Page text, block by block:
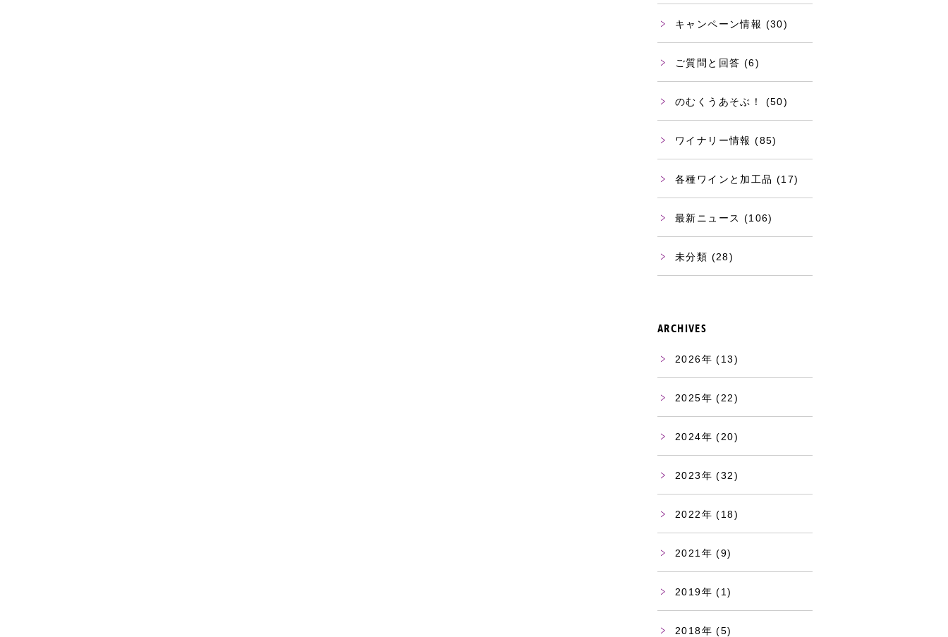
キャンペーン情報 (30)
ご質問と回答 (6)
のむくうあそぶ！ (50)
ワイナリー情報 (85)
各種ワインと加工品 (17)
最新ニュース (106)
未分類 (28)
ARCHIVES
2026 (13)
2025 (22)
2024 (20)
2023 (32)
2022 (18)
2021 (9)
2019 (1)
2018 (5)